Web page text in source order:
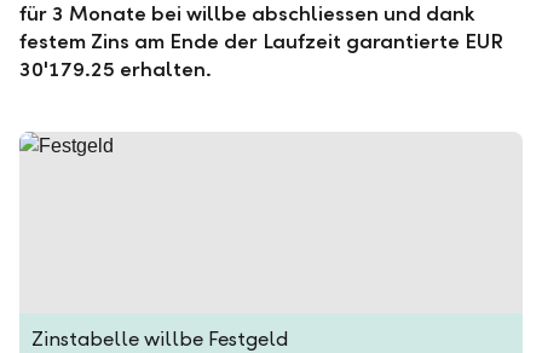
für 3 Monate bei willbe abschliessen und dank
festem Zins am Ende der Laufzeit garantierte EUR
30'179.25 erhalten.
Zinstabelle willbe Festgeld